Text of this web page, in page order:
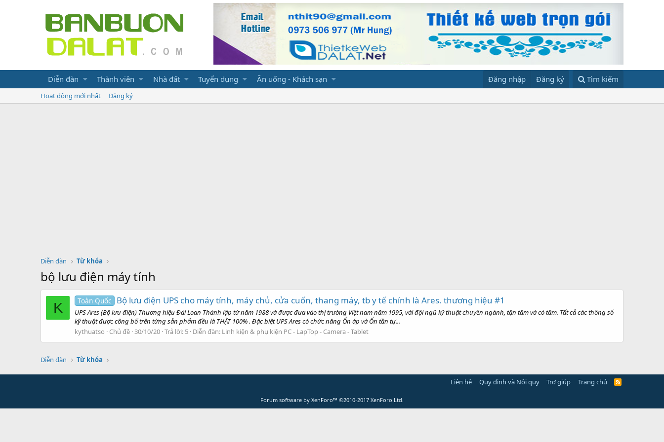
Diễn đàn Thành viên Nhà đất Tuyển dụng Ăn uống - Khách sạn Đăng nhập Đăng ký Tìm kiếm
Hoạt động mới nhất Đăng ký
Diễn đàn Từ khóa
bộ lưu điện máy tính
K Toàn Quốc Bộ lưu điện UPS cho máy tính, máy chủ, cửa cuốn, thang máy, tb y tế chính là Ares. thương hiệu #1
UPS Ares (Bộ lưu điện) Thương hiệu Đài Loan Thành lập từ năm 1988 và được đưa vào thị trường Việt nam năm 1995, với đội ngũ kỹ thuật chuyên ngành, tận tâm và có tâm. Tất cả các thông số
kỹ thuật được công bố trên từng sản phẩm đều là THẬT 100% . Đặc biệt UPS Ares có chức năng Ổn áp và Ổn tần tự...
kythuatso
Chủ đề 30/10/20 Trả lời: 5 Diễn đàn: Linh kiện & phụ kiện PC - LapTop - Camera - Tablet
Diễn đàn Từ khóa
Liên hệ Quy định và Nội quy Trợ giúp Trang chủ
Forum software by XenForo™ ©2010-2017 XenForo Ltd.